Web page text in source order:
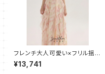
フレンチ大人可愛い×フリル揺れ
るロングワンピース
¥13,741